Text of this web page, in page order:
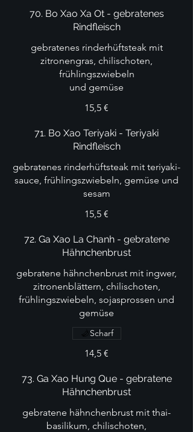
70. Bo Xao Xa Ot - gebratenes
Rindfleisch
gebratenes rinderhüftsteak mit
zitronengras, chilischoten,
frühlingszwiebeln
und gemüse
15,5 €
71. Bo Xao Teriyaki - Teriyaki
Rindfleisch
gebratenes rinderhüftsteak mit teriyaki-
sauce, frühlingszwiebeln, gemüse und
sesam
15,5 €
72. Ga Xao La Chanh - gebratene
Hähnchenbrust
gebratene hähnchenbrust mit ingwer,
zitronenblättern, chilischoten,
frühlingszwiebeln, sojasprossen und
gemüse
14,5 €
Scharf
73. Ga Xao Hung Que - gebratene
Hähnchenbrust
gebratene hähnchenbrust mit thai-
basilikum, chilischoten,